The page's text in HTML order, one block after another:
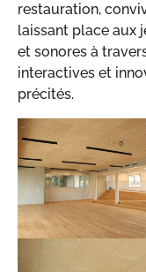
restauration,
laissant place aux
et sonores à
interactives et
précités.